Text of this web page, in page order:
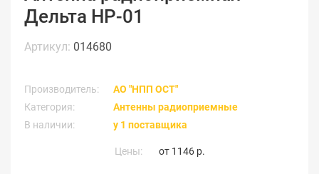
Дельта НР-01
Артикул: 014680
Производитель:
АО "НПП ОСТ"
Категория:
Антенны радиоприемные
В наличии:
у 1 поставщика
Цены: от 1146 р.